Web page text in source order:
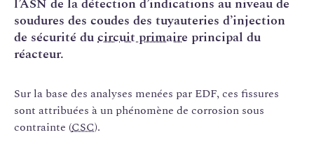
l’ASN de la détection d’indications au niveau de
soudures des coudes des tuyauteries d’injection
de sécurité ducircuit primaire principal du
réacteur.
Sur la base des analyses menées par EDF, ces fissures
sont attribuées à un phénomène de corrosion sous
contrainte (CSC).